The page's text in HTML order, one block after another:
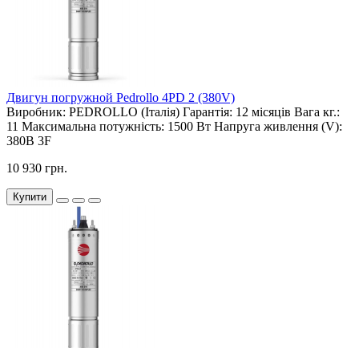
Двигун погружной Pedrollo 4PD 2 (380V)
Виробник: PEDROLLO (Італія) Гарантія: 12 місяців Вага кг.:
11 Максимальна потужність: 1500 Вт Напруга живлення (V):
380В 3F
10 930 грн.
Купити